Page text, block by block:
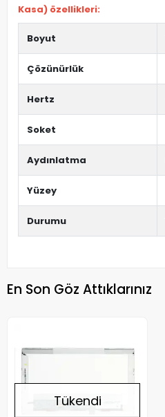
Kasa) özellikleri:
Boyut
Çözünürlük
Hertz
Soket
Aydınlatma
Yüzey
Durumu
En Son Göz Attıklarınız
Tükendi